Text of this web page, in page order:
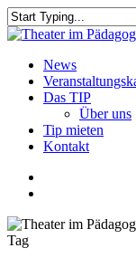
Skip
to
content
Close
search
Menu
News
Das TIP
Über uns
Tip mieten
Kontakt
Tag